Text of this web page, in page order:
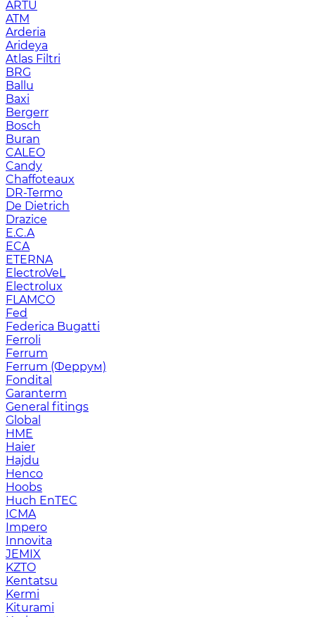
ARTU
ATM
Arderia
Arideya
Atlas Filtri
BRG
Ballu
Baxi
Bergerr
Bosch
Buran
CALEO
Candy
Chaffoteaux
DR-Termo
De Dietrich
Drazice
E.C.A
ECA
ETERNA
ElectroVeL
Electrolux
FLAMCO
Fed
Federica Bugatti
Ferroli
Ferrum
Ferrum (Феррум)
Fondital
Garanterm
General fitings
Global
HME
Haier
Hajdu
Henco
Hoobs
Huch EnTEC
ICMA
Impero
Innovita
JEMIX
KZTO
Kentatsu
Kermi
Kiturami